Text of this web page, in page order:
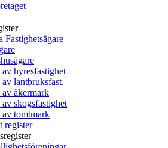
Fastighetsägare
hyresfastighet
lantbruksfast.
åkermark
skogsfastighet
av tomtmark
register